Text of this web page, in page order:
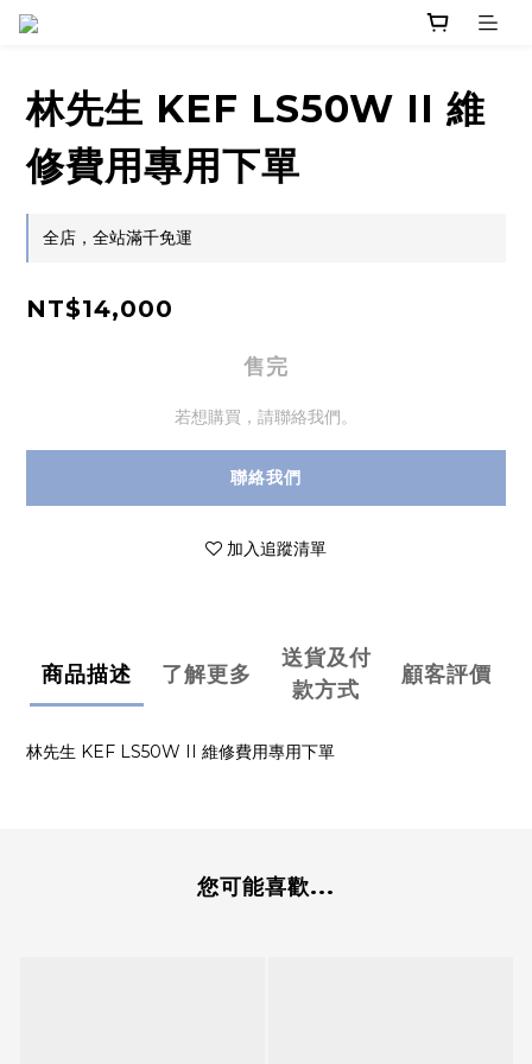
林先生 KEF LS50W II 維
修費用專用下單
全店，全站滿千免運
NT$14,000
售完
若想購買，請聯絡我們。
聯絡我們
加入追蹤清單
商品描述 了解更多
送貨及付
款方式
顧客評價
林先生 KEF LS50W II 維修費用專用下單
您可能喜歡...